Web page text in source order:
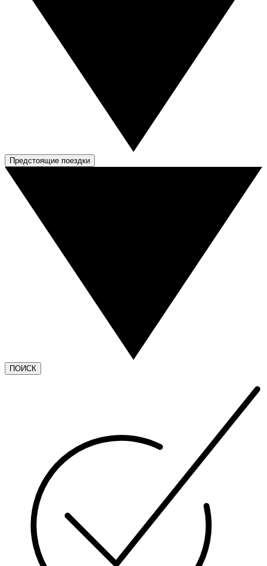
Предстоящие поездки
ПОИСК